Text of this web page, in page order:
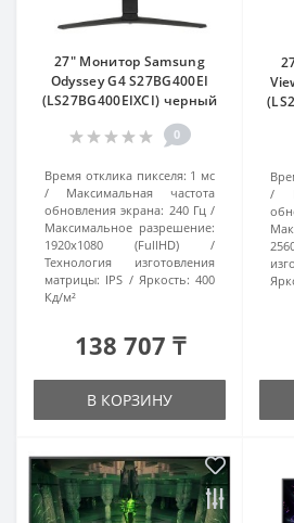
27" Монитор Samsung
Odyssey G4 S27BG400EI
(LS27BG400EIXCI) черный
0
Время отклика пикселя: 1 мс
Максимальная частота
обновления экрана: 240 Гц
Максимальное разрешение:
1920x1080 (FullHD)
Технология изготовления
матрицы: IPS Яркость: 400
Кд/м²
138 707 ₸
В КОРЗИНУ